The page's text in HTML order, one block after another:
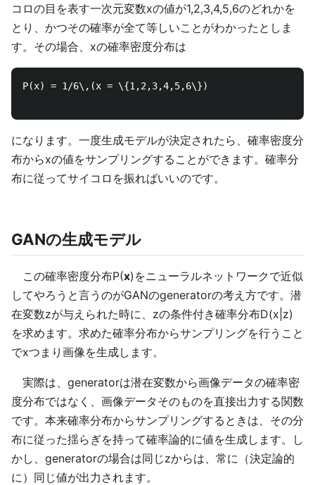
コロの目を表す一次元変数xの値が1,2,3,4,5,6のどれかを
とり、かつその確率が全て等しいことがわかったとしま
す。その場合、xの確率密度分布は
P(x) = 1/6\,(x = \{1,2,3,4,5,6\})
になります。一度生成モデルが決定されたら、確率密度分
布からxの値をサンプリングすることができます。確率分
布に従ってサイコロを振ればいいのです。
GANの生成モデル
この確率密度分布P(x)をニューラルネットワークで近似
してやろうと言うのがGANのgeneratorの考え方です。潜
在変数zが与えられた時に、zの条件付き確率分布D(x|z)
を求めます。求めた確率分布からサンプリングを行うこと
でxつまり画像を生成します。
実際は、generatorは潜在変数から画像データの確率密
度分布ではなく、画像データそのものを直接出力する関数
です。本来確率分布からサンプリングするときは、その分
布に従った揺らぎを持って確率論的に値を生成します。し
かし、generatorの場合は同じzからは、常に（決定論的
に）同じ値が出力されます。